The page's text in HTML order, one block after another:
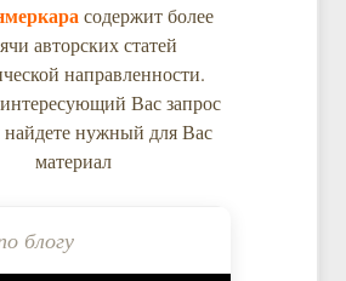
содержит более
авторских статей
направленности.
Вас запрос
нужный для Вас
материал